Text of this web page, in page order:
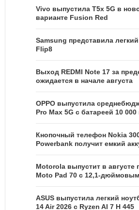
Vivo выпустила T5x 5G в
варианте Fusion Red
Samsung представила
Flip8
Выход REDMI Note 17 за
ожидается в начале августа
OPPO выпустила
Pro Max 5G с батареей 10
Кнопочный телефон Nokia
Powerbank получит емкий
Motorola выпустит в августе
Moto Pad 70 с 12,1-
ASUS выпустила легкий
14 Air 2026 с Ryzen AI 7 H 445